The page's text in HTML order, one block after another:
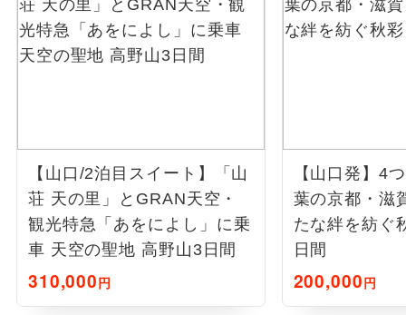
【山口/2泊目スイート】「山
荘 天の里」とGRAN天空・
観光特急「あをによし」に乗
車 天空の聖地 高野山3日間
310,000円
【山口発】4
葉の京都・滋
たな絆を紡ぐ
日間
200,000円